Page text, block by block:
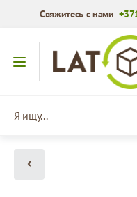
Свяжитесь с нами
Перейти к содержимому